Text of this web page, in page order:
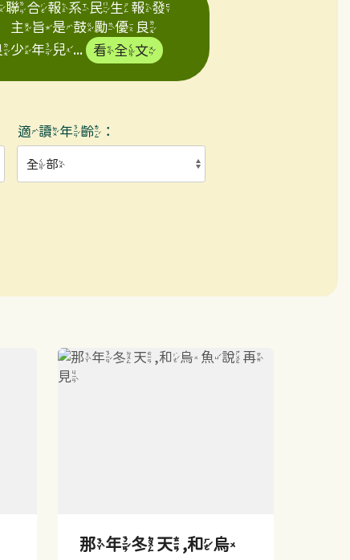
聯合報系民生報發
主旨是鼓勵優良
年兒...
看全文
適讀年齡：
那年冬天,和烏